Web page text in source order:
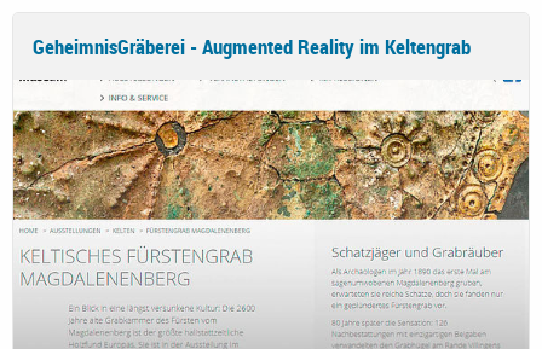
GeheimnisGräberei - Augmented Reality im Keltengrab